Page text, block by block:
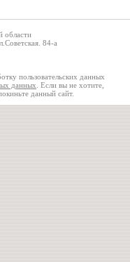
области
84-а
пользовательских данных
данных . Если вы не хотите,
данный сайт.